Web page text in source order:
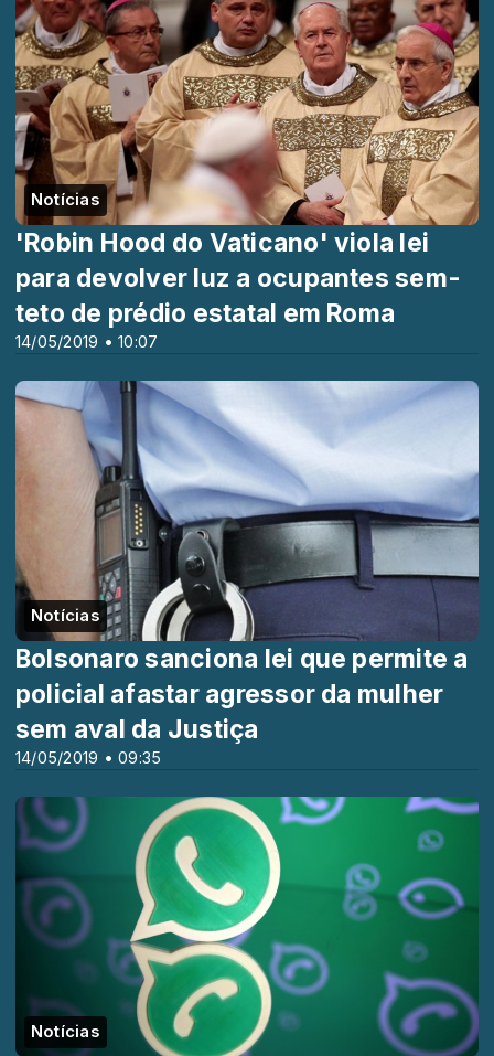
Notícias
14/05/2019 • 10:07
'Robin Hood do Vaticano' viola lei
para devolver luz a ocupantes sem-
teto de prédio estatal em Roma
Notícias
14/05/2019 • 09:35
Bolsonaro sanciona lei que permite a
policial afastar agressor da mulher
sem aval da Justiça
Notícias